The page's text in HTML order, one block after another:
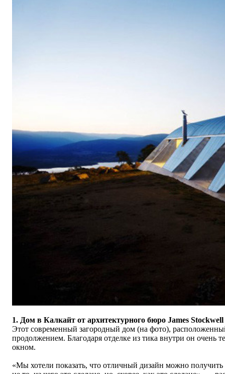
1. Дом в Калкайт от архитектурного бюро James
Этот современный загородный дом (на фото),
продолжением. Благодаря отделке из тика внутри он
окном.
«Мы хотели показать, что отличный дизайн можно